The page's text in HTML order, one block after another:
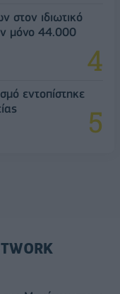
στον ιδιωτικό
μόνο 44.000
εντοπίστηκε